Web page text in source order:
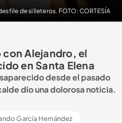
de silleteros. FOTO: CORTESÍA
con Alejandro, el
en Santa Elena
desde el pasado
dio una dolorosa noticia.
García Hernández